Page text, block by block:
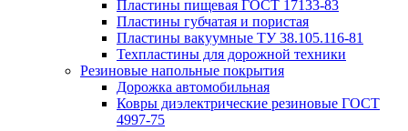
Пластины пищевая ГОСТ 17133-83
Пластины губчатая и пористая
Пластины вакуумные ТУ 38.105.116-81
Техпластины для дорожной техники
Резиновые напольные покрытия
Дорожка автомобильная
Ковры диэлектрические резиновые ГОСТ
4997-75